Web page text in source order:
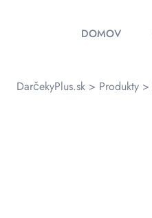
DOMOV
DarčekyPlus.sk > Produkty >